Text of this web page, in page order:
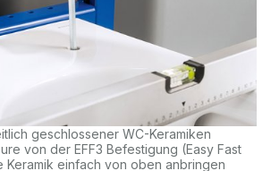
geschlossener WC-Keramiken
von der EFF3 Befestigung (Easy Fast
Keramik einfach von oben anbringen